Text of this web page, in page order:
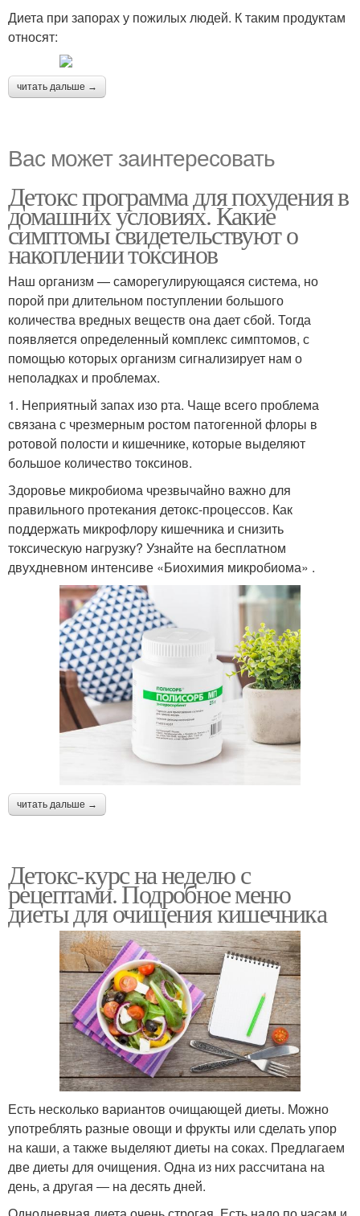
Диета при запорах у пожилых людей. К таким продуктам
относят:
читать дальше →
Вас может заинтересовать
Детокс программа для похудения в
домашних условиях. Какие
симптомы свидетельствуют о
накоплении токсинов
Наш организм — саморегулирующаяся система, но
порой при длительном поступлении большого
количества вредных веществ она дает сбой. Тогда
появляется определенный комплекс симптомов, с
помощью которых организм сигнализирует нам о
неполадках и проблемах.
1. Неприятный запах изо рта. Чаще всего проблема
связана с чрезмерным ростом патогенной флоры в
ротовой полости и кишечнике, которые выделяют
большое количество токсинов.
Здоровье микробиома чрезвычайно важно для
правильного протекания детокс-процессов. Как
поддержать микрофлору кишечника и снизить
токсическую нагрузку? Узнайте на бесплатном
двухдневном интенсиве «Биохимия микробиома» .
читать дальше →
Детокс-курс на неделю с
рецептами. Подробное меню
диеты для очищения кишечника
Есть несколько вариантов очищающей диеты. Можно
употреблять разные овощи и фрукты или сделать упор
на каши, а также выделяют диеты на соках. Предлагаем
две диеты для очищения. Одна из них рассчитана на
день, а другая ― на десять дней.